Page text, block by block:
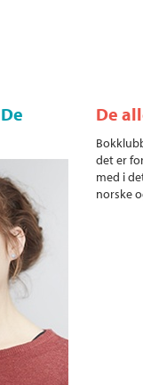
De
det er
med i
norske